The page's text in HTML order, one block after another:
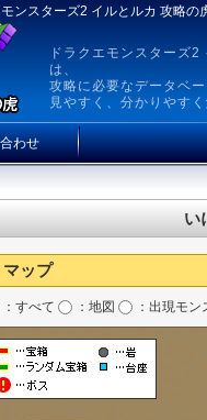
ンスターズ2 イルとルカ 攻略の
ドラクエモンスターズ
は、
攻略に必要なデータベ
見やすく、分かりやす
い
マップ
：すべて ：地図 ：出現モン
わせ